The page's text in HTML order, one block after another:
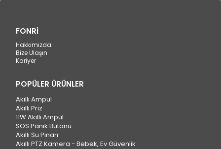
FONRİ
Hakkımızda
Bize Ulaşın
Kariyer
POPÜLER ÜRÜNLER
Akıllı Ampul
Akıllı Priz
11W Akıllı Ampul
SOS Panik Butonu
Akıllı Su Pınarı
Akıllı PTZ Kamera - Bebek, Ev Güvenlik